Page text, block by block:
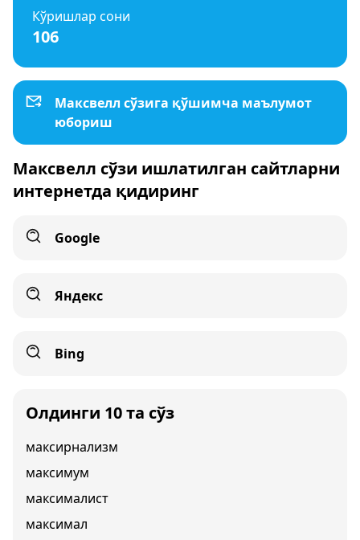
Кўришлар сони
106
Максвелл сўзига қўшимча маълумот
юбориш
Максвелл сўзи ишлатилган сайтларни
интернетда қидиринг
Google
Яндекс
Bing
Олдинги 10 та сўз
максирнализм
максимум
максималист
максимал